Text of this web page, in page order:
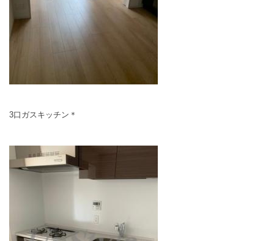
3口ガスキッチン＊